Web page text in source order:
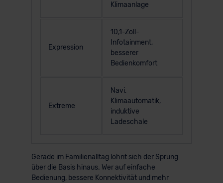
Klimaanlage
Expression
10,1-Zoll-
Infotainment,
besserer
Bedienkomfort
Extreme
Navi,
Klimaautomatik,
induktive
Ladeschale
Gerade im Familienalltag lohnt sich der Sprung
über die Basis hinaus. Wer auf einfache
Bedienung, bessere Konnektivität und mehr